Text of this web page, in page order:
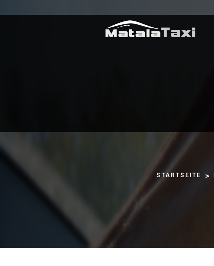
STARTSEITE